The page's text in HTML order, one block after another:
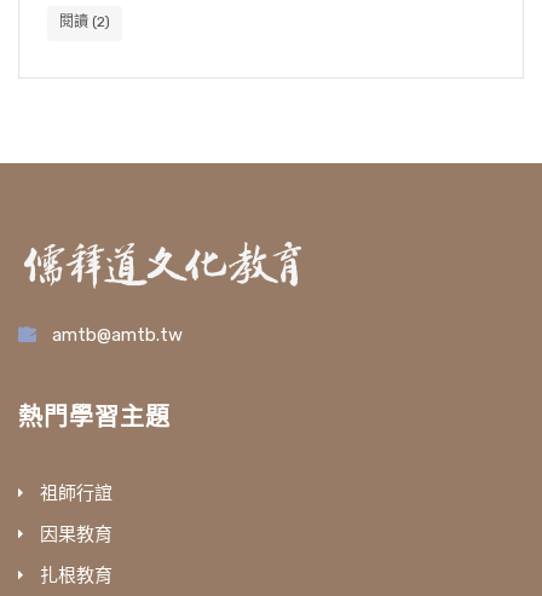
閱讀 (2)
amtb@amtb.tw
熱門學習主題
祖師行誼
因果教育
扎根教育